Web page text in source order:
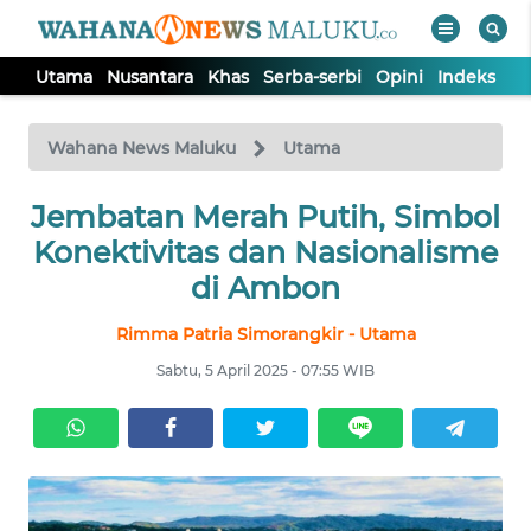
Utama Nusantara Khas Serba-serbi Opini Indeks
Wahana News Maluku Utama
Jembatan Merah Putih, Simbol
Konektivitas dan Nasionalisme
di Ambon
Rimma Patria Simorangkir - Utama
Sabtu, 5 April 2025 - 07:55 WIB
TV
Tutup
UTAMA
SERBA-
SERBI
OPINI